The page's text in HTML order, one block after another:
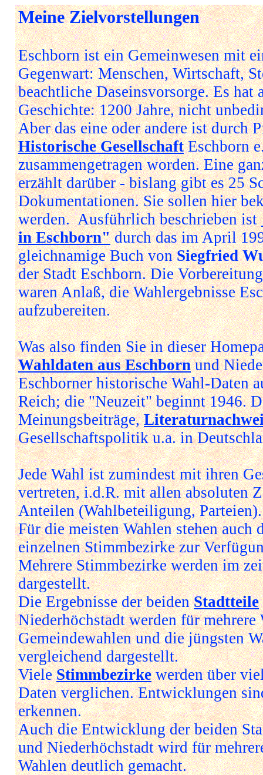
Meine Zielvorstellungen
Eschborn ist ein Gemeinwesen mit
Gegenwart: Menschen, Wirtschaft,
beachtliche Daseinsvorsorge. Es hat
Geschichte: 1200 Jahre, nicht
Aber das eine oder andere ist durch
Historische Gesellschaft Eschborn
zusammengetragen worden. Eine
erzählt darüber - bislang gibt es 25
Dokumentationen. Sie sollen hier
werden. Ausführlich beschrieben ist
in Eschborn" durch das im April
gleichnamige Buch vonSiegfried
der Stadt Eschborn. Die
waren Anlaß, die Wahlergebnisse
aufzubereiten.
Was also finden Sie in dieser
Wahldaten aus Eschborn und
Eschborner historische Wahl-Daten
Reich; die "Neuzeit" beginnt 1946.
Meinungsbeiträge,
Gesellschaftspolitik u.a. in
Jede Wahl ist zumindest mit ihren
vertreten, i.d.R. mit allen absoluten
Anteilen (Wahlbeteiligung, Parteien).
Für die meisten Wahlen stehen auch
einzelnen Stimmbezirke zur
Mehrere Stimmbezirke werden im
dargestellt.
Die Ergebnisse der beidenStadtteile
Niederhöchstadt werden für mehrere
Gemeindewahlen und die jüngsten
vergleichend dargestellt.
VieleStimmbezirkewerden über
Daten verglichen. Entwicklungen
erkennen.
Auch die Entwicklung der beiden
und Niederhöchstadt wird für
Wahlen deutlich gemacht.